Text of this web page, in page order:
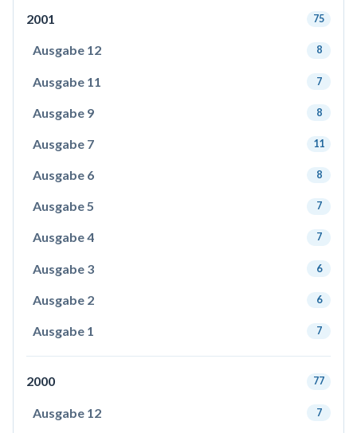
2001 75
Ausgabe 12 8
Ausgabe 11 7
Ausgabe 9 8
Ausgabe 7 11
Ausgabe 6 8
Ausgabe 5 7
Ausgabe 4 7
Ausgabe 3 6
Ausgabe 2 6
Ausgabe 1 7
2000 77
Ausgabe 12 7